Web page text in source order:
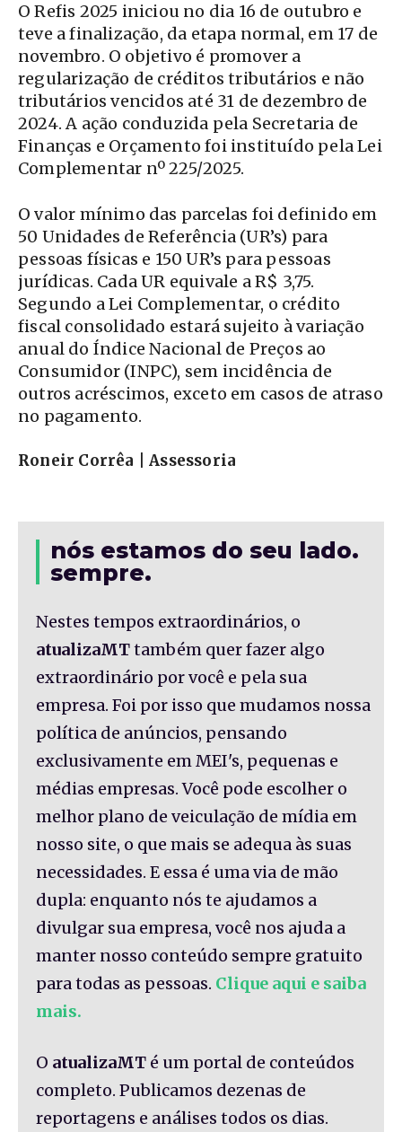
O Refis 2025 iniciou no dia 16 de outubro e
teve a finalização, da etapa normal, em 17 de
novembro. O objetivo é promover a
regularização de créditos tributários e não
tributários vencidos até 31 de dezembro de
2024. A ação conduzida pela Secretaria de
Finanças e Orçamento foi instituído pela Lei
Complementar nº 225/2025.
O valor mínimo das parcelas foi definido em
50 Unidades de Referência (UR’s) para
pessoas físicas e 150 UR’s para pessoas
jurídicas. Cada UR equivale a R$ 3,75.
Segundo a Lei Complementar, o crédito
fiscal consolidado estará sujeito à variação
anual do Índice Nacional de Preços ao
Consumidor (INPC), sem incidência de
outros acréscimos, exceto em casos de atraso
no pagamento.
Roneir Corrêa | Assessoria
nós estamos do seu lado.
sempre.
Nestes tempos extraordinários, o
atualizaMTtambém quer fazer algo
extraordinário por você e pela sua
empresa. Foi por isso que mudamos nossa
política de anúncios, pensando
exclusivamente em MEI's, pequenas e
médias empresas. Você pode escolher o
melhor plano de veiculação de mídia em
nosso site, o que mais se adequa às suas
necessidades. E essa é uma via de mão
dupla: enquanto nós te ajudamos a
divulgar sua empresa, você nos ajuda a
manter nosso conteúdo sempre gratuito
para todas as pessoas. Clique aqui e saiba
mais.
O atualizaMT é um portal de conteúdos
completo. Publicamos dezenas de
reportagens e análises todos os dias.